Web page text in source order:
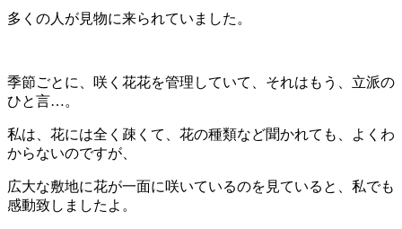
多くの人が見物に来られていました。
季節ごとに、咲く花花を管理していて、それはもう、立派の
ひと言…。
私は、花には全く疎くて、花の種類など聞かれても、よくわ
からないのですが、
広大な敷地に花が一面に咲いているのを見ていると、私でも
感動致しましたよ。